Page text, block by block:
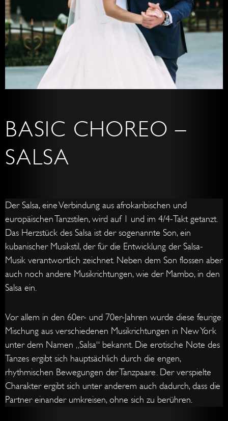
BASIC CHOREO –
SALSA
Der Salsa, eine Verbindung aus afrokaribischen und
europäischen Tanzstilen, wird auf 1 und im 4/4-Takt getanzt.
Das Herzstück des Salsa ist der sogenannte Son, ein
kubanischer Musikstil, der für die Entwicklung der Salsa-
Musik verantwortlich zeichnet. Neben dem Son flossen aber
auch noch andere Musikrichtungen, wie der Mambo, in den
Salsa ein.
Vor allem in den 60er- und 70er-Jahren wurde diese feurige
Mischung aus verschiedenen Musikrichtungen in New York
unter dem Namen „Salsa“ bekannt. Die erotische Note des
Tanzes ergibt sich hauptsächlich durch die engen,
rhythmischen Bewegungen der Tanzpaare. Der verspielte
Charakter ergibt sich unter anderem auch dadurch, dass die
Partner einander umkreisen, ohne sich zu berühren.